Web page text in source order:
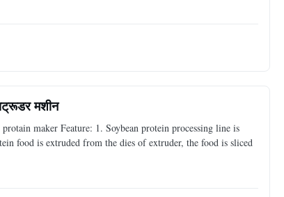
मशीन
maker Feature: 1. Soybean protein processing line is
food is extruded from the dies of extruder, the food is sliced